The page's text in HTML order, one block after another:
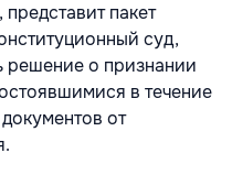
пакет
суд,
решение о признании
в течение
от